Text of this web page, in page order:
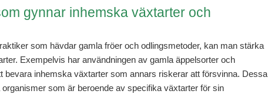
gynnar inhemska växtarter och
som hävdar gamla fröer och odlingsmetoder, kan man stärka
Exempelvis har användningen av gamla äppelsorter och
bevara inhemska växtarter som annars riskerar att försvinna. Dessa
som är beroende av specifika växtarter för sin